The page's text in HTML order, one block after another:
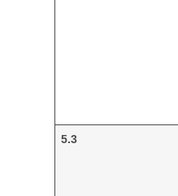
5.3